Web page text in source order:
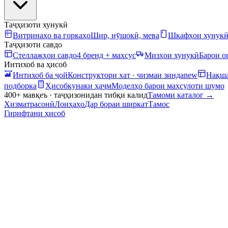
Таҷҳизоти хунукӣ
Витринаҳо ва горкаҳоШир, нӯшокӣ, мева Шкафҳои хунукӣ
Таҷҳизоти савдо
Стеллажҳои савдо4 бренд + махсус Мизҳои хунукӣБарои
Интихоб ва ҳисоб
Интихоб ба ҷойКонструктори хат · чизмаи зиндаnew
подборка
Ҳисобкунаки ҳаҷмМоделҳо барои маҳсулоти шумо
400+ мавқеъ · таҷҳизонидан тибқи калидТамоми каталог →
ХизматрасонӣЛоиҳаҳоДар бораи ширкатТамос
Гирифтани ҳисоб